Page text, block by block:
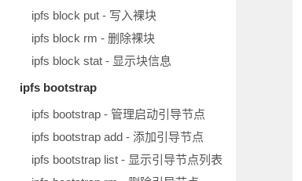
ipfs block put - 写入裸块
ipfs block rm - 删除裸块
ipfs block stat - 显示块信息
ipfs bootstrap
ipfs bootstrap - 管理启动引导节点
ipfs bootstrap add - 添加引导节点
ipfs bootstrap list - 显示引导节点列表